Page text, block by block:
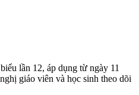
lần 12, áp dụng từ ngày 11
giáo viên và học sinh theo dõi